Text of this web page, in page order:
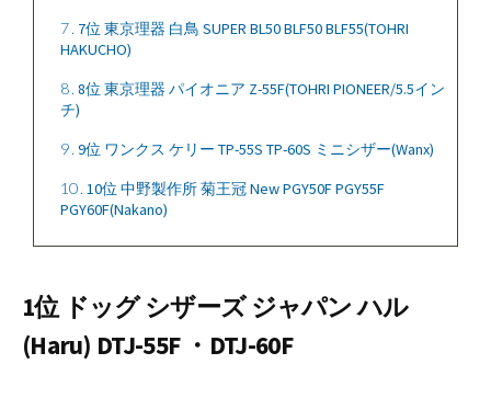
7 7位 東京理器 白鳥 SUPER BL50 BLF50 BLF55(TOHRI
HAKUCHO)
8 8位 東京理器 パイオニア Z-55F(TOHRI PIONEER/5.5イン
チ)
9 9位 ワンクス ケリー TP-55S TP-60S ミニシザー(Wanx)
10 10位 中野製作所 菊王冠 New PGY50F PGY55F
PGY60F(Nakano)
1位 ドッグ シザーズ ジャパン ハル
(Haru) DTJ-55F ・DTJ-60F